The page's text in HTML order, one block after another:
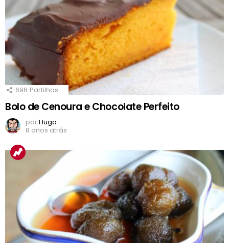
696 Partilhas
Bolo de Cenoura e Chocolate Perfeito
porHugo
8 anos atrás